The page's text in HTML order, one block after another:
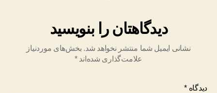
دیدگاهتان را بنویسید
نشانی ایمیل شما منتشر نخواهد شد. بخش‌های موردنیاز
علامت‌گذاری شده‌اند*
دیدگاه*